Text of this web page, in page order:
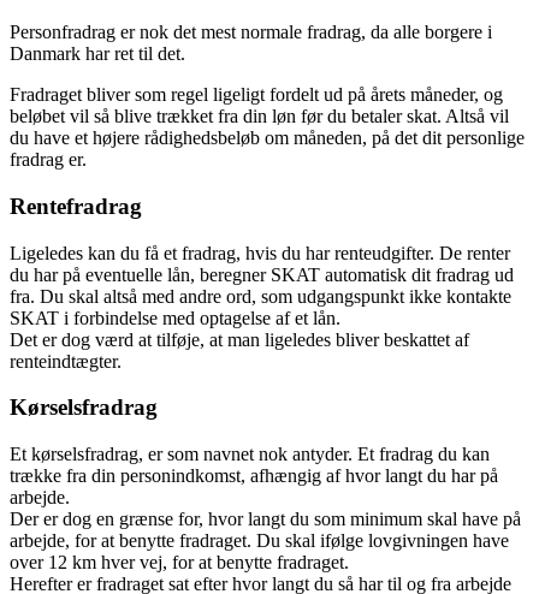
Personfradrag er nok det mest normale fradrag, da alle borgere i
Danmark har ret til det.
Fradraget bliver som regel ligeligt fordelt ud på årets måneder, og
beløbet vil så blive trækket fra din løn før du betaler skat. Altså vil
du have et højere rådighedsbeløb om måneden, på det dit personlige
fradrag er.
Rentefradrag
Ligeledes kan du få et fradrag, hvis du har renteudgifter. De renter
du har på eventuelle lån, beregner SKAT automatisk dit fradrag ud
fra. Du skal altså med andre ord, som udgangspunkt ikke kontakte
SKAT i forbindelse med optagelse af et lån.
Det er dog værd at tilføje, at man ligeledes bliver beskattet af
renteindtægter.
Kørselsfradrag
Et kørselsfradrag, er som navnet nok antyder. Et fradrag du kan
trække fra din personindkomst, afhængig af hvor langt du har på
arbejde.
Der er dog en grænse for, hvor langt du som minimum skal have på
arbejde, for at benytte fradraget. Du skal ifølge lovgivningen have
over 12 km hver vej, for at benytte fradraget.
Herefter er fradraget sat efter hvor langt du så har til og fra arbejde